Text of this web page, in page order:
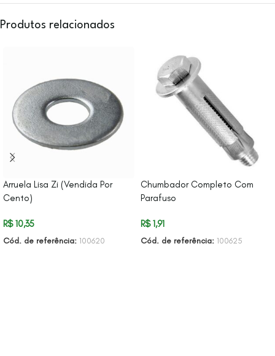
Produtos relacionados
Arruela Lisa Zi (Vendida Por
Cento)
R$10,35
Cód. de referência: 100620
Chumbador Completo Com
Parafuso
R$1,91
Cód. de referência: 100625